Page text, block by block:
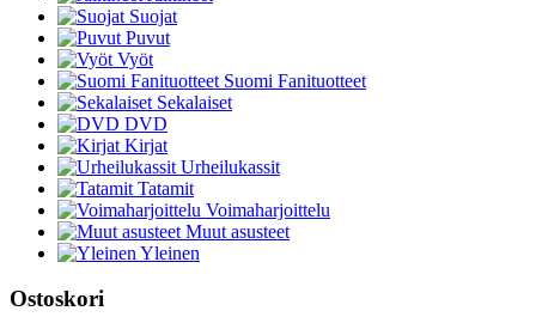
Suojat
Puvut
Vyöt
Suomi Fanituotteet
Sekalaiset
DVD
Kirjat
Urheilukassit
Tatamit
Voimaharjoittelu
Muut asusteet
Yleinen
Ostoskori